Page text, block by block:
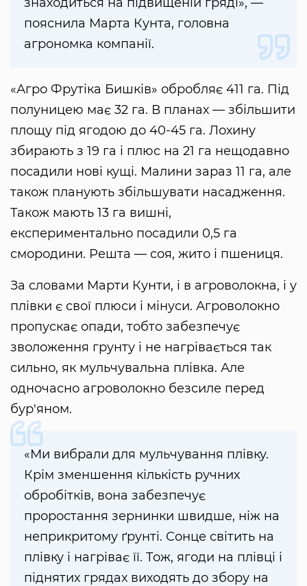
пояснила Марта Кунта, головна
агрономка компанії.
«Агро Фрутіка Бишків» обробляє 411 га. Під
полуницею має 32 га. В планах — збільшити
площу під ягодою до 40-45 га. Лохину
збирають з 19 га і плюс на 21 га нещодавно
посадили нові кущі. Малини зараз 11 га, але
також планують збільшувати насадження.
Також мають 13 га вишні,
експериментально посадили 0,5 га
смородини. Решта — соя, жито і пшениця.
За словами Марти Кунти, і в агроволокна, і у
плівки є свої плюси і мінуси. Агроволокно
пропускає опади, тобто забезпечує
зволоження грунту і не нагрівається так
сильно, як мульчувальна плівка. Але
одночасно агроволокно безсиле перед
бур'яном.
«Ми вибрали для мульчування плівку.
Крім зменшення кількість ручних
обробітків, вона забезпечує
проростання зернинки швидше, ніж на
неприкритому ґрунті. Сонце світить на
плівку і нагріває її. Тож, ягоди на плівці і
піднятих грядах виходять до збору на